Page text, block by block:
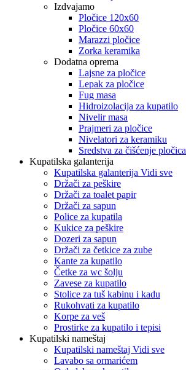
Izdvajamo
Pločice 120x60
Pločice 60x60
Marazzi pločice
Zorka keramika
Dodatna oprema
Lajsne za pločice
Lepak za pločice
Fug masa
Hidroizolacija za kupatilo
Nivelir masa
Prajmeri za pločice
Nivelatori za keramiku
Sredstva za čišćenje pločica
Kupatilska galanterija
Kupatilska galanterija Vidi sve
Držači za peškire
Držači za toalet papir
Držači za sapun
Police za kupatila
Kukice za peškire
Dozeri za sapun
Držači za četkice za zube
Kante za kupatilo
Četke za wc šolju
Zavese za kupatilo
Stolice za tuš kabinu i kadu
Rukohvati za kupatilo
Korpe za veš
Prostirke za kupatilo i tepisi
Kupatilski nameštaj
Kupatilski nameštaj Vidi sve
Lavabo sa ormarićem